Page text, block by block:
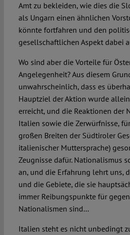
Amt zu bekleiden, wie dies die
als Ungarn einen ähnlichen
könnte fortfahren und den
gesellschaftlichen Aspekt dabei
Wo sind aber die Vorteile für
Angelegenheit? Aus diesem
unwahrscheinlich, dass es
Hauptziel der Aktion wurde
erreicht, und die Reaktionen der
Italien sowie die Zerwürfnisse,
großen Breiten der Südtiroler
italienischer Muttersprache)
Zeugnisse dafür. Nationalismus
an, und die Erfahrung lehrt uns,
und die Gebiete, die sie
immer Reibungspunkte für
Nationalismen sind…
Italien steht es nicht unbedingt